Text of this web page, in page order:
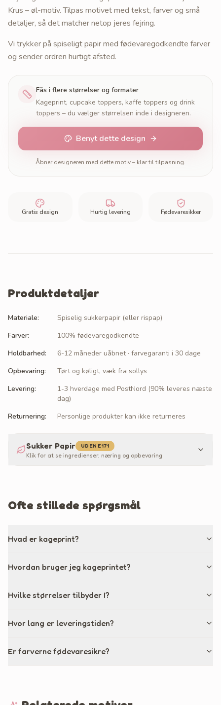
Krus – øl-motiv. Tilpas motivet med tekst, farver og små
detaljer, så det matcher netop jeres fejring.
Vi trykker på spiseligt papir med fødevaregodkendte farver
og sender ordren hurtigt afsted.
Fås i flere størrelser og formater
Kageprint, cupcake toppers, kaffe toppers og drink
toppers – du vælger størrelsen inde i designeren.
Benyt dette design
Åbner designeren med dette motiv – klar til tilpasning.
Gratis design Hurtig levering Fødevaresikker
Produktdetaljer
Materiale:
Spiselig sukkerpapir (eller rispap)
Farver:
100% fødevaregodkendte
Holdbarhed:
6-12 måneder uåbnet · farvegaranti i 30 dage
Opbevaring:
Tørt og køligt, væk fra sollys
Levering:
1-3 hverdage med PostNord (90% leveres næste
dag)
Returnering: Personlige produkter kan ikke returneres
Sukker Papir UDEN E171
Klik for at se ingredienser, næring og opbevaring
Ofte stillede spørgsmål
Hvad er kageprint?
Hvordan bruger jeg kageprintet?
Hvilke størrelser tilbyder I?
Hvor lang er leveringstiden?
Er farverne fødevaresikre?